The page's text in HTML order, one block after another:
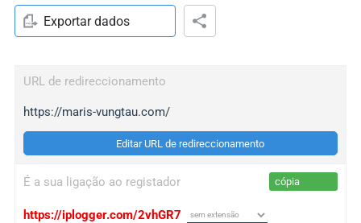
Exportar dados
URL de redireccionamento
https://maris-vungtau.com/
Editar URL de redireccionamento
É a sua ligação ao registador cópia
https://iplogger.com/2vhGR7